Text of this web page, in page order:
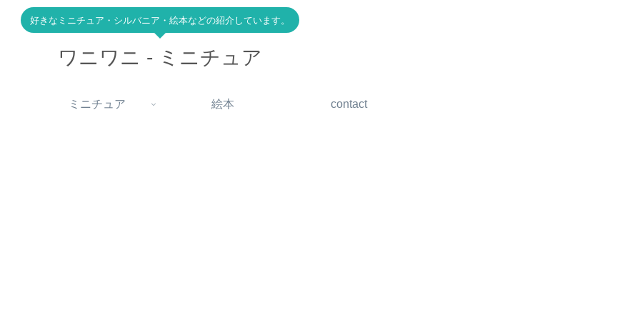
好きなミニチュア・シルバニア・絵本などの紹介しています。
ワニワニ - ミニチュア
ミニチュア 絵本 contact